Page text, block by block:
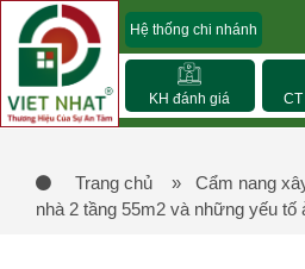
Hệ thống chi nhánh
KH đánh giá
Trang chủ » Cẩm nang
nhà 2 tầng 55m2 và những yếu